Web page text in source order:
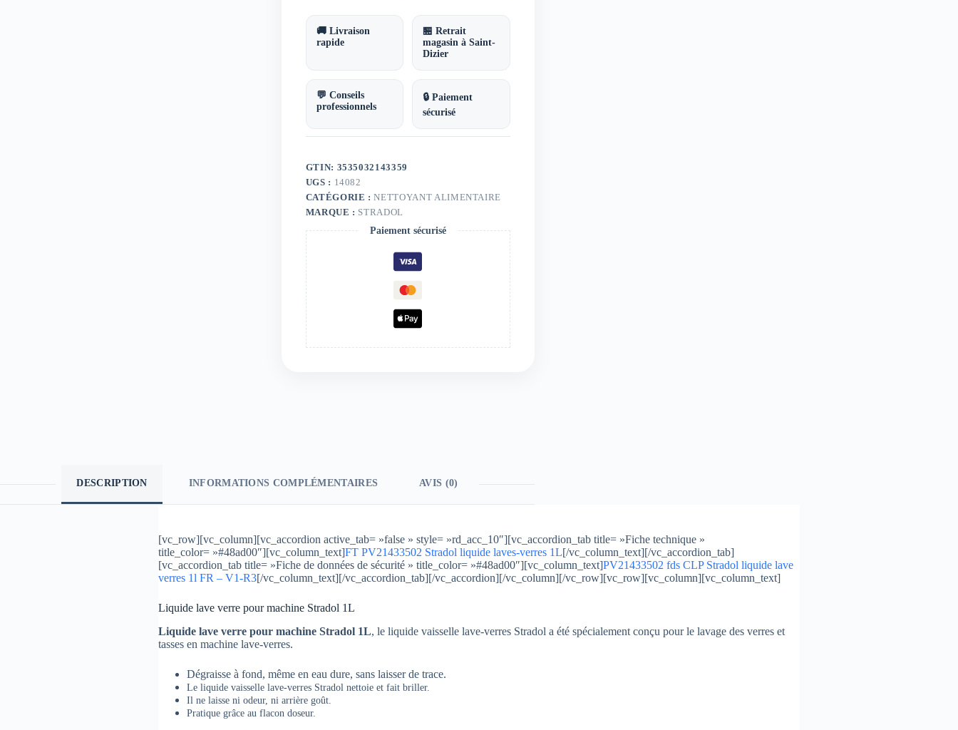
pour
machine
Stradol
🚚 Livraison
rapide
🏪 Retrait
magasin à Saint-
Dizier
💬 Conseils
professionnels
🔒 Paiement
sécurisé
GTIN: 3535032143359
UGS : 14082
CATÉGORIE :NETTOYANT ALIMENTAIRE
MARQUE : STRADOL
Paiement sécurisé
DESCRIPTION INFORMATIONS COMPLÉMENTAIRES AVIS (0)
[vc_row][vc_column][vc_accordion active_tab= »false » style= »rd_acc_10″][vc_accordion_tab title= »Fiche technique »
title_color= »#48ad00″][vc_column_text]FT PV21433502 Stradol liquide laves-verres 1L[/vc_column_text][/vc_accordion_tab]
[vc_accordion_tab title= »Fiche de données de sécurité » title_color= »#48ad00″][vc_column_text]PV21433502 fds CLP Stradol liquide lave
verres 1l FR – V1-R3[/vc_column_text][/vc_accordion_tab][/vc_accordion][/vc_column][/vc_row][vc_row][vc_column][vc_column_text]
Liquide lave verre pour machine Stradol 1L
Liquide lave verre pour machine Stradol 1L, le liquide vaisselle lave-verres Stradol a été spécialement conçu pour le lavage des verres et
tasses en machine lave-verres.
Dégraisse à fond, même en eau dure, sans laisser de trace.
Le liquide vaisselle lave-verres Stradol nettoie et fait briller.
Il ne laisse ni odeur, ni arrière goût.
Pratique grâce au flacon doseur.